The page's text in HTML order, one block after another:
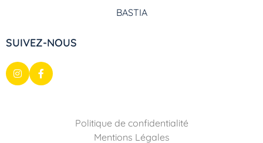
BASTIA
SUIVEZ-NOUS
Politique de confidentialité
Mentions Légales